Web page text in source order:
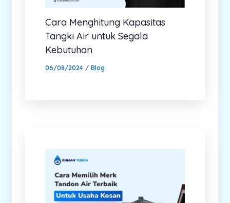
Cara Menghitung Kapasitas
Tangki Air untuk Segala
Kebutuhan
06/08/2024 / Blog